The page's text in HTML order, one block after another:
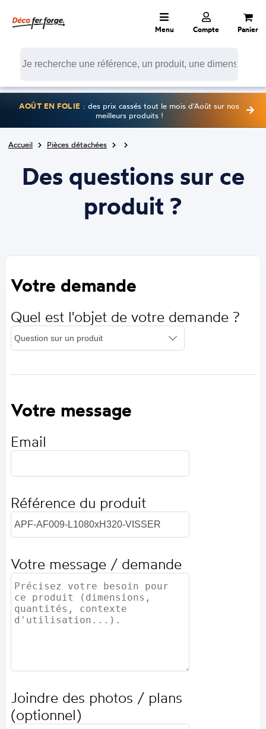
Menu Compte Panier
AOÛT EN FOLIE : des prix cassés tout le mois d'Août sur nos
meilleurs produits !
Accueil Pièces détachées
Des questions sur ce
produit ?
Votre demande
Quel est l'objet de votre demande ?
Votre message
Email
Référence du produit
Votre message / demande
Joindre des photos / plans
(optionnel)